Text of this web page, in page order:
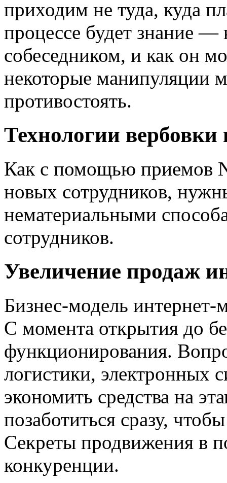
приходим не туда, куда
процессе будет знание
собеседником, и как он
некоторые манипуляции
противостоять.
Технологии вербовки
Как c помощью приемов
новых сотрудников,
нематериальными
сотрудников.
Увеличение продаж
Бизнес-модель
С момента открытия до
функционирования.
логистики, электронных
экономить средства на
позаботиться сразу,
Секреты продвижения в
конкуренции.